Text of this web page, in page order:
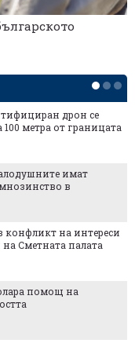
дрон се
метра от границата
имат
в
конфликт на интереси
Сметната палата
помощ на